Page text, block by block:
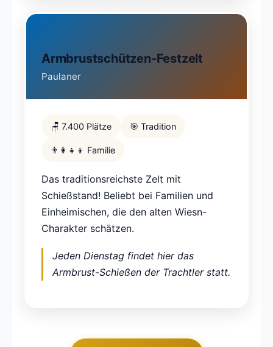
Armbrustschützen-Festzelt
Paulaner
🪑 7.400 Plätze 🎯 Tradition
👨‍👩‍👧‍👦 Familie
Das traditionsreichste Zelt mit
Schießstand! Beliebt bei Familien und
Einheimischen, die den alten Wiesn-
Charakter schätzen.
Jeden Dienstag findet hier das
Armbrust-Schießen der Trachtler statt.